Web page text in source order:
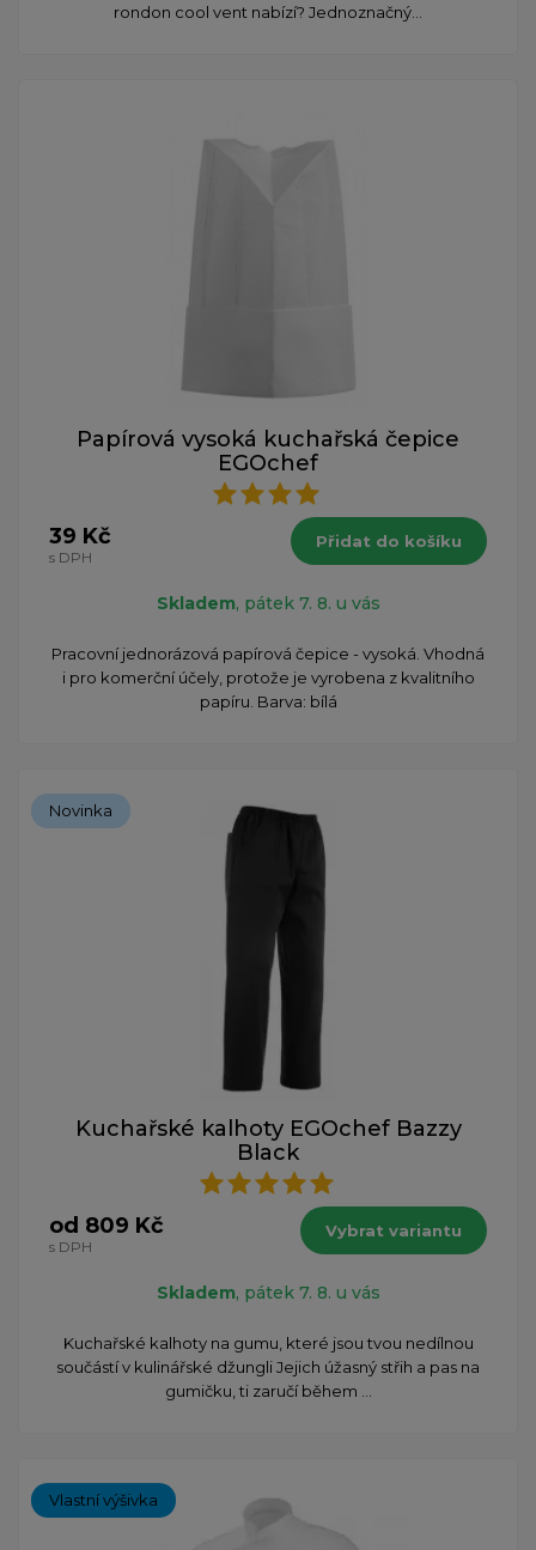
rondon cool vent nabízí? Jednoznačný...
Papírová vysoká kuchařská čepice
EGOchef
39 Kč
s DPH
Přidat do košíku
Skladem, pátek 7. 8. u vás
Pracovní jednorázová papírová čepice - vysoká. Vhodná
i pro komerční účely, protože je vyrobena z kvalitního
papíru. Barva: bílá
Novinka
Kuchařské kalhoty EGOchef Bazzy
Black
od 809 Kč
s DPH
Vybrat variantu
Skladem, pátek 7. 8. u vás
Kuchařské kalhoty na gumu, které jsou tvou nedílnou
součástí v kulinářské džungli Jejich úžasný střih a pas na
gumičku, ti zaručí během ...
Vlastní výšivka